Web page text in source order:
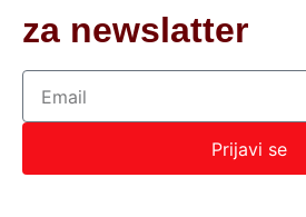
za newslatter
Prijavi se